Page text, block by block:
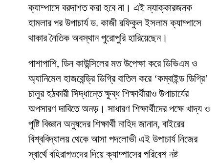
ক্যাম্পাসে বরদাশত করা হবে না। এই ন্যাক্কারজনক
হামলার পর উপাচার্য ড. কাজী রফিকুল ইসলাম ক্যাম্পাসে
থাকার নৈতিক অবস্থান পুরোপুরি হারিয়েছেন।
​পাশাপাশি, ডিন কাউন্সিলের মত উপেক্ষা করে ডিভিএম ও
অ্যানিমেল হাজবেন্ড্রি ডিগ্রি বাতিল করে ‘কম্বাইন্ড ডিগ্রি’
চালুর হঠকারী সিদ্ধান্তে ক্ষুব্ধ শিক্ষার্থীরাও উপাচার্যের
অপসারণ দাবিতে অনড়। সাধারণ শিক্ষার্থীদের পক্ষে খাদ্য ও
পুষ্টি বিজ্ঞান অনুষদের শিক্ষার্থী নাহিদ জানান, বাইরের
বিশ্ববিদ্যালয় থেকে আসা পদলোভী এই উপাচার্য নিজের
স্বার্থে বহিরাগতদের দিয়ে ক্যাম্পাসের পরিবেশ নষ্ট